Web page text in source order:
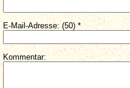
E-Mail-Adresse: (50) *
Kommentar: